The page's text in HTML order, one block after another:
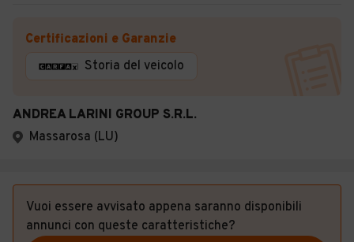
Certificazioni e Garanzie
Storia del veicolo
ANDREA LARINI GROUP S.R.L.
Massarosa (LU)
Vuoi essere avvisato appena saranno disponibili
annunci con queste caratteristiche?